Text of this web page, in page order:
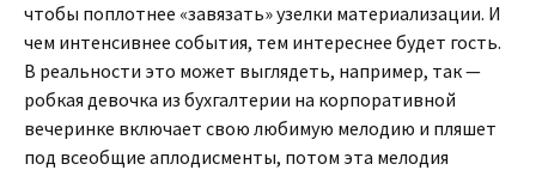
чтобы поплотнее «завязать» узелки материализации. И
чем интенсивнее события, тем интереснее будет гость.
В реальности это может выглядеть, например, так —
робкая девочка из бухгалтерии на корпоративной
вечеринке включает свою любимую мелодию и пляшет
под всеобщие аплодисменты, потом эта мелодия